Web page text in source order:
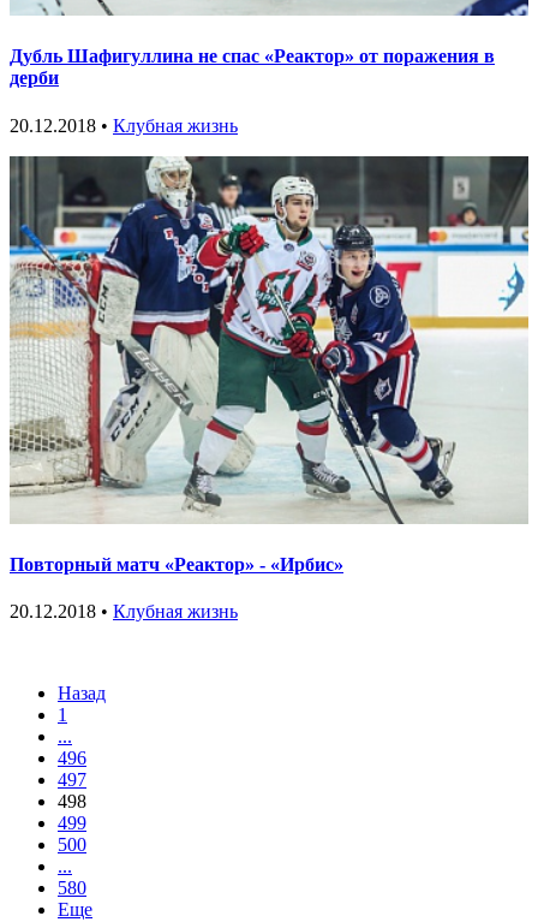
Дубль Шафигуллина не спас «Реактор» от поражения в
дерби
20.12.2018 • Клубная жизнь
Повторный матч «Реактор» - «Ирбис»
20.12.2018 • Клубная жизнь
Назад
1
...
496
497
498
499
500
...
580
Еще